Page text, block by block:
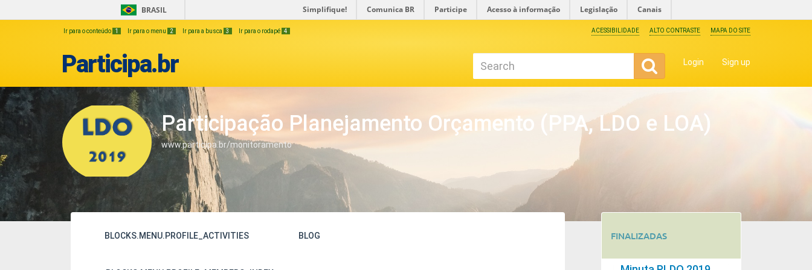
BRASIL Simplifique! Comunica BR Participe Acesso à informação Legislação Canais
Ir para o conteúdo 1 Ir para o menu 2 Ir para a busca 3 Ir para o rodapé 4 ACESSIBILIDADE ALTO CONTRASTE MAPA DO SITE
Participa.br Login Sign up
Participação Planejamento Orçamento (PPA, LDO e LOA)
www.participa.br/monitoramento
BLOCKS.MENU.PROFILE_ACTIVITIES BLOG FINALIZADAS